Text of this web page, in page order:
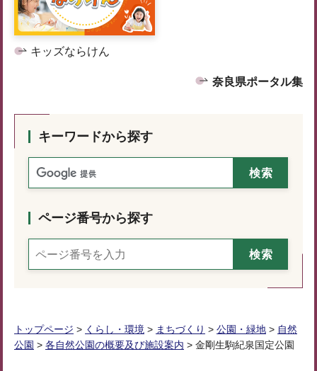
キッズならけん
奈良県ポータル集
キーワードから探す
ページ番号から探す
トップページ > くらし・環境 > まちづくり > 公園・緑地 > 自然
公園 > 各自然公園の概要及び施設案内 > 金剛生駒紀泉国定公園